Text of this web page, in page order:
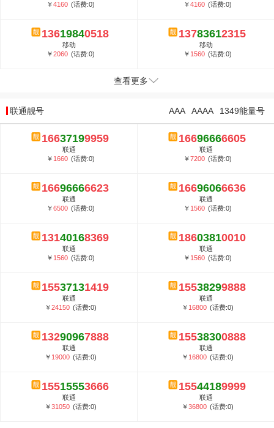
￥4160 (话费:0)
￥4160 (话费:0)
13619840518
移动
￥2060 (话费:0)
13783612315
移动
￥ 1560 (话费:0)
查看更多
联通靓号 1349能量号
AAAA
AAA
16637199959
联通
￥ 1660 (话费:0)
16696666605
联通
￥7200 (话费:0)
16696666623
联通
￥6500 (话费:0)
16696066636
联通
￥ 1560 (话费:0)
13140168369
联通
￥ 1560 (话费:0)
18603810010
联通
￥ 1560 (话费:0)
15537131419
联通
￥24150 (话费:0)
15538299888
联通
￥ 16800 (话费:0)
13290967888
联通
￥ 19000 (话费:0)
15538300888
联通
￥ 16800 (话费:0)
15515553666
联通
￥31050 (话费:0)
15544189999
联通
￥36800 (话费:0)